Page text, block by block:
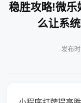
稳胜攻略!微乐
么让系
发布